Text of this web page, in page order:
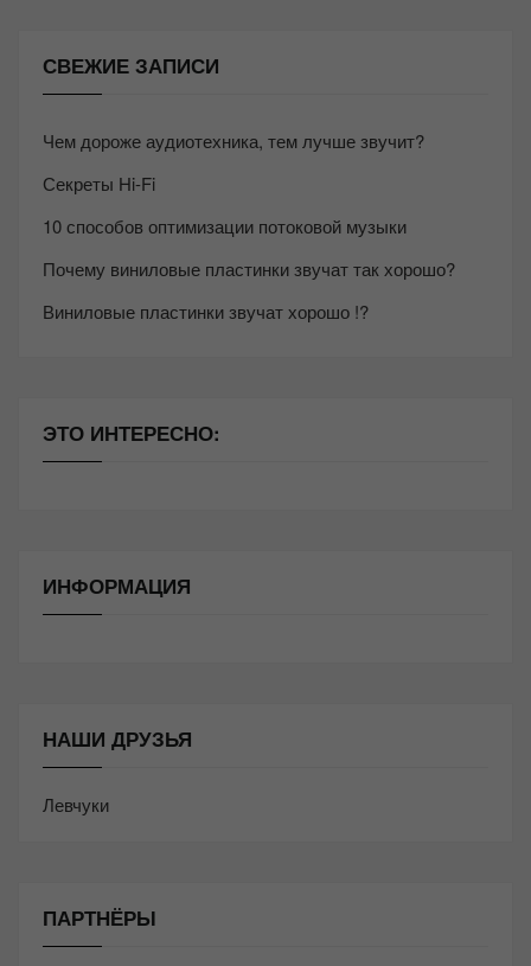
СВЕЖИЕ ЗАПИСИ
Чем дороже аудиотехника, тем лучше звучит?
Секреты Hi-Fi
10 способов оптимизации потоковой музыки
Почему виниловые пластинки звучат так хорошо?
Виниловые пластинки звучат хорошо !?
ЭТО ИНТЕРЕСНО:
ИНФОРМАЦИЯ
НАШИ ДРУЗЬЯ
Левчуки
ПАРТНЁРЫ